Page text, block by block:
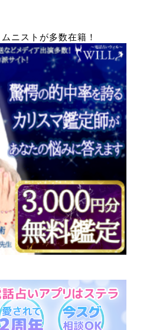
ニストが多数在籍！